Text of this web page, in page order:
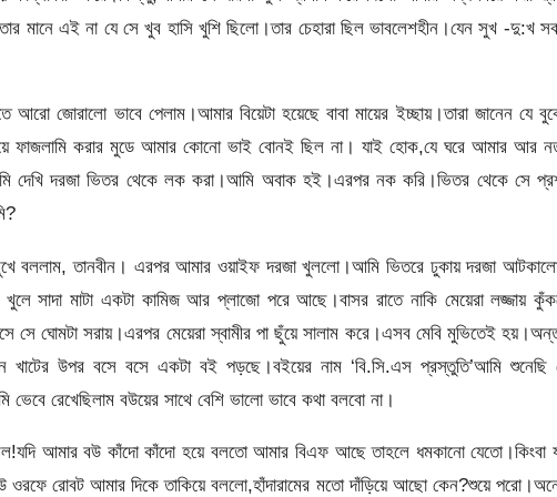
মানে এই না যে সে খুব হাসি খুশি ছিলো।তার চেহারা ছিল ভাবলেশহীন।যেন সুখ -দু:খ
জোরালো ভাবে পেলাম।আমার বিয়েটা হয়েছে বাবা মায়ের ইচ্ছায়।তারা জানেন যে
ফাজলামি করার মুডে আমার কোনো ভাই বোনই ছিল না। যাই হোক,যে ঘরে আমার আর
দেখি দরজা ভিতর থেকে লক করা।আমি অবাক হই।এরপর নক করি।ভিতর থেকে সে
বললাম, তানবীন। এরপর আমার ওয়াইফ দরজা খুললো।আমি ভিতরে ঢুকায় দরজা
সাদা মাটা একটা কামিজ আর প্লাজো পরে আছে।বাসর রাতে নাকি মেয়েরা লজ্জায়
সে ঘোমটা সরায়।এরপর মেয়েরা স্বামীর পা ছুঁয়ে সালাম করে।এসব মেবি মুভিতেই
উপর বসে বসে একটা বই পড়ছে।বইয়ের নাম ‘বি.সি.এস প্রস্তুতি’আমি শুনেছি
রেখেছিলাম বউয়ের সাথে বেশি ভালো ভাবে কথা বলবো না।
আমার বউ কাঁদো কাঁদো হয়ে বলতো আমার বিএফ আছে তাহলে ধমকানো যেতো।কিংবা
ওরফে রোবট আমার দিকে তাকিয়ে বললো,হাঁদারামের মতো দাঁড়িয়ে আছো কেন?শুয়ে